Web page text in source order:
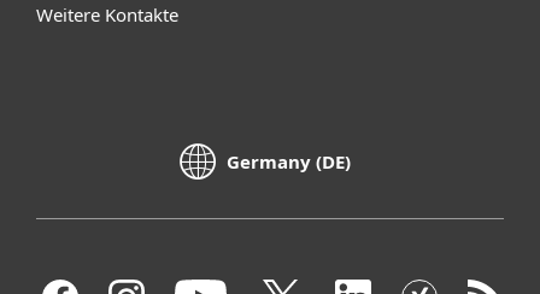
Weitere Kontakte
Germany (DE)